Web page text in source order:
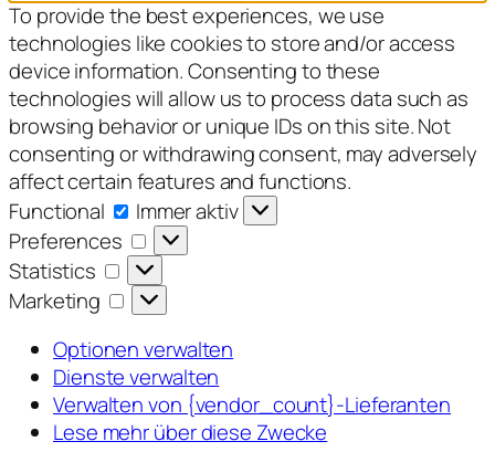
To provide the best experiences, we use
technologies like cookies to store and/or access
device information. Consenting to these
technologies will allow us to process data such as
browsing behavior or unique IDs on this site. Not
consenting or withdrawing consent, may adversely
affect certain features and functions.
Functional
Functional
Immer aktiv
Preferences
Preferences
Statistics
Statistics
Marketing
Marketing
Optionen verwalten
Dienste verwalten
Verwalten von {vendor_count}-Lieferanten
Lese mehr über diese Zwecke